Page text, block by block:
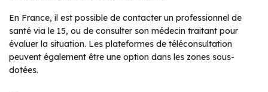
En France, il est possible de contacter un professionnel de
santé via le 15, ou de consulter son médecin traitant pour
évaluer la situation. Les plateformes de téléconsultation
peuvent également être une option dans les zones sous-
dotées.